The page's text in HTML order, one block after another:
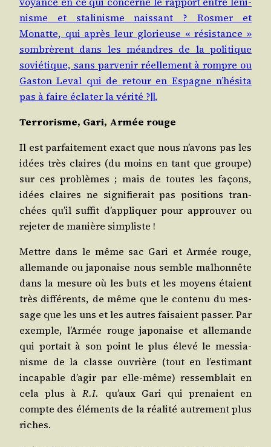
nisme et sta­li­nisme nais­sant ? Ros­mer et
Monatte, qui après leur glo­rieuse « résis­tance »
som­brèrent dans les méandres de la poli­tique
sovié­tique, sans par­ve­nir réel­le­ment à rompre ou
Gas­ton Leval qui de retour en Espagne n’hé­si­ta
pas à faire écla­ter la vérité ?]].
Ter­ro­risme, Gari, Armée rouge
Il est par­fai­te­ment exact que nous n’a­vons pas les
idées très claires (du moins en tant que groupe)
sur ces pro­blèmes ; mais de toutes les façons,
idées claires ne signi­fie­rait pas posi­tions tran­
chées qu’il suf­fit d’ap­pli­quer pour approu­ver ou
reje­ter de manière simpliste !
Mettre dans le même sac Gari et Armée rouge,
alle­mande ou japo­naise nous semble mal­hon­nête
dans la mesure où les buts et les moyens étaient
très dif­fé­rents, de même que le conte­nu du mes­
sage que les uns et les autres fai­saient pas­ser. Par
exemple, l’Ar­mée rouge japo­naise et alle­mande
qui por­tait à son point le plus éle­vé le mes­sia­
nisme de la classe ouvrière (tout en l’es­ti­mant
inca­pable d’a­gir par elle-même) res­sem­blait en
cela plus àR.I.
qu’aux Gari qui pre­naient en
compte des élé­ments de la réa­li­té autre­ment plus
riches.